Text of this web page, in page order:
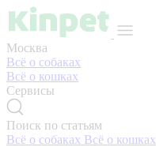
Москва
Всё о собаках
Всё о кошках
Сервисы
Поиск по статьям
Всё о собаках Всё о кошках